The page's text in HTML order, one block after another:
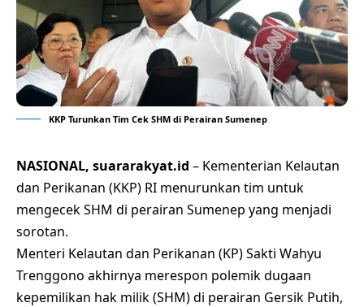
KKP Turunkan Tim Cek SHM di Perairan Sumenep
NASIONAL, suararakyat.id – Kementerian Kelautan
dan Perikanan (KKP) RI menurunkan tim untuk
mengecek SHM di perairan Sumenep yang menjadi
sorotan.
Menteri Kelautan dan Perikanan (KP) Sakti Wahyu
Trenggono akhirnya merespon polemik dugaan
kepemilikan hak milik (SHM) di perairan Gersik Putih,